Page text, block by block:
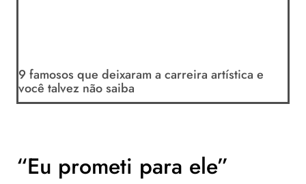
9 famosos que deixaram a carreira artística e
você talvez não saiba
“Eu prometi para ele”